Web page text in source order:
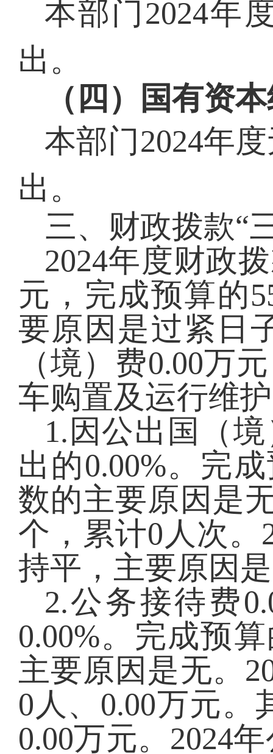
本部门 2024年
出。
（四）国有资
本部门 2024年
出。
三、财政拨款“
2024年度财政
元，完成预算的
要原因是过紧日
（境）费0.00万
车购置及运行维
1.因公出国（
出的0.00%。完
数的主要原因是
个，累计0 人次。
持平，主要原因
2.公务接待费
0.00%。完成预
主要原因是无。
0 人、 0.00万元。
0.00万元。 2024年